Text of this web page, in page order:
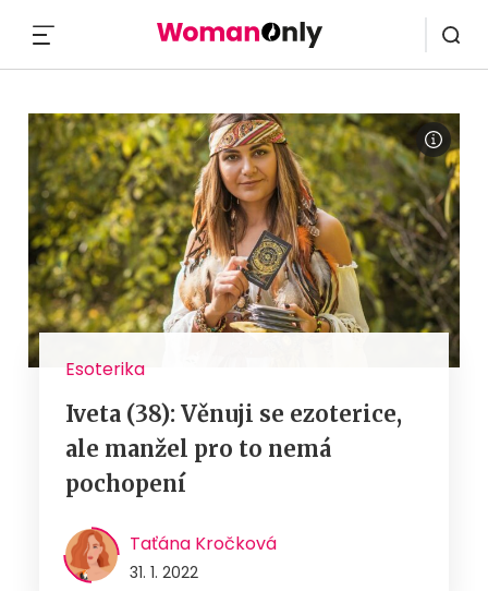
Esoterika
Iveta (38): Věnuji se ezoterice,
ale manžel pro to nemá
pochopení
Taťána Kročková
31. 1. 2022